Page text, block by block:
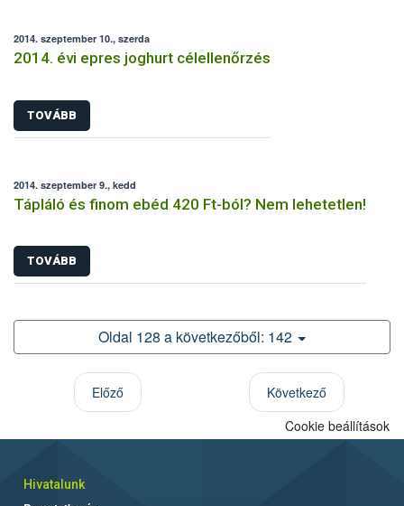
2014. szeptember 10., szerda
2014. évi epres joghurt célellenőrzés
TOVÁBB
2014. szeptember 9., kedd
Tápláló és finom ebéd 420 Ft-ból? Nem lehetetlen!
TOVÁBB
Oldal 128 a következőből: 142
Előző
Következő
Cookie beállítások
Hivatalunk